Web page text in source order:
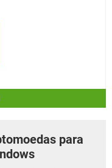
para